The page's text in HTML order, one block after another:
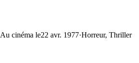
Au cinéma le22 avr. 1977·Horreur, Thriller